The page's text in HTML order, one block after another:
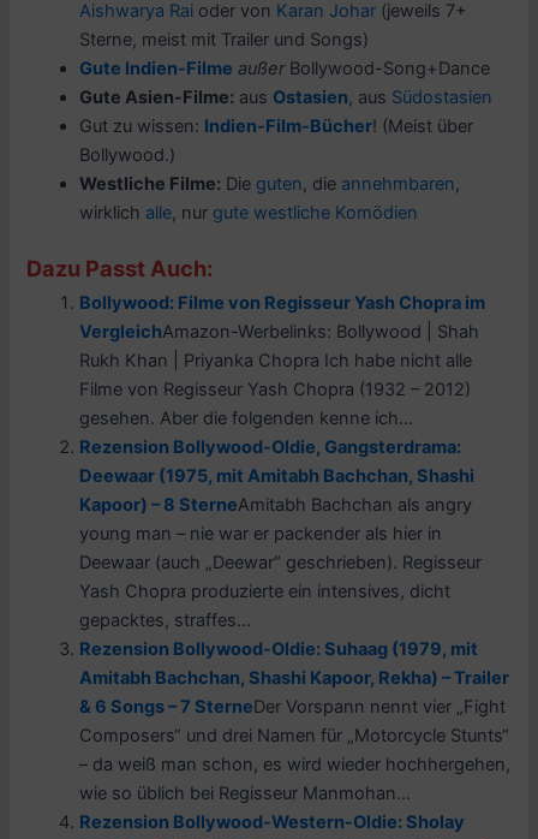
Aishwarya Rai oder von Karan Johar (jeweils 7+
Sterne, meist mit Trailer und Songs)
Gute Indien-Filme außer Bollywood-Song+Dance
Gute Asien-Filme: aus Ostasien, aus Südostasien
Gut zu wissen: Indien-Film-Bücher! (Meist über
Bollywood.)
Westliche Filme: Die guten, die annehmbaren,
wirklich alle, nur gute westliche Komödien
Dazu Passt Auch:
Bollywood: Filme von Regisseur Yash Chopra im
VergleichAmazon-Werbelinks: Bollywood | Shah
Rukh Khan | Priyanka Chopra Ich habe nicht alle
Filme von Regisseur Yash Chopra (1932 – 2012)
gesehen. Aber die folgenden kenne ich...
Rezension Bollywood-Oldie, Gangsterdrama:
Deewaar (1975, mit Amitabh Bachchan, Shashi
Kapoor) – 8 SterneAmitabh Bachchan als angry
young man – nie war er packender als hier in
Deewaar (auch „Deewar“ geschrieben). Regisseur
Yash Chopra produzierte ein intensives, dicht
gepacktes, straffes...
Rezension Bollywood-Oldie: Suhaag (1979, mit
Amitabh Bachchan, Shashi Kapoor, Rekha) – Trailer
& 6 Songs – 7 SterneDer Vorspann nennt vier „Fight
Composers“ und drei Namen für „Motorcycle Stunts“
– da weiß man schon, es wird wieder hochhergehen,
wie so üblich bei Regisseur Manmohan...
Rezension Bollywood-Western-Oldie: Sholay